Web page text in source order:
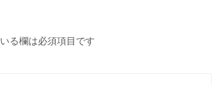
る欄は必須項目です